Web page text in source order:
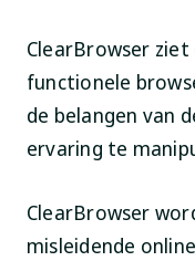
ClearBrowser
functionele
de belangen van
ervaring te
ClearBrowser
misleidende